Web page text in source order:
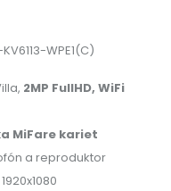
WPE1(C)
2MP FullHD, WiFi
MiFare kariet
a reproduktor